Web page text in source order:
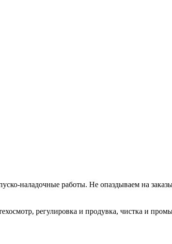
наладочные работы. Не опаздываем на
регулировка и продувка, чистка и